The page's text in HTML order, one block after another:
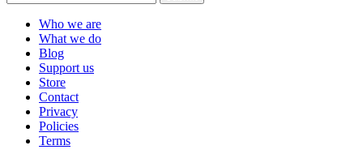
Who we are
What we do
Blog
Support us
Store
Contact
Privacy
Policies
Terms